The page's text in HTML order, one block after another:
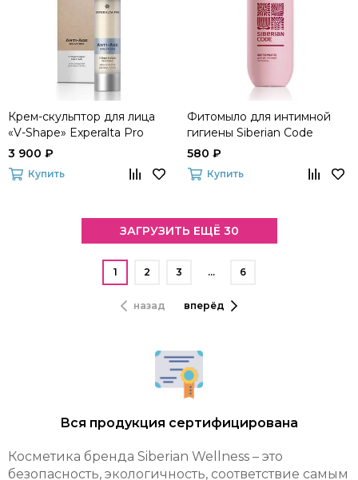
Крем-cкульптор для лица
«V-Shape» Experalta Pro
Anti-Age Solutions
3 900 ₽
Купить
Фитомыло для интимной
гигиены Siberian Code
580 ₽
Купить
ЗАГРУЗИТЬ ЕЩЁ 30
назад
1 2 3 … 6
вперёд
Вся продукция сертифицирована
Косметика бренда Siberian Wellness – это
безопасность, экологичность, соответствие самым